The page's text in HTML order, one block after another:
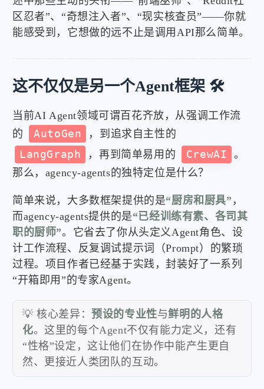
区忍者”、“奇想注入者”、“现实核查员”——你就
能感受到，它想做的远不止是调用API那么简单。
这不仅仅是另一个Agent框架 🛠️
当前AI Agent领域可谓百花齐放，从强调工作流
的
AutoGen
，到追求自主性的
LangGraph
，再到简单易用的 CrewAI
。
那么，agency-agents的独特定位是什么？
简单来说，大多数框架提供的是“厨房和厨具” ，
而agency-agents提供的是“已经训练有素、各司其
职的厨师”。它省去了你从头定义Agent角色、设
计工作流程、反复调试提示词（Prompt）的繁琐
过程。项目作者已经基于实践，封装好了一系列
“开箱即用”的专家Agent。
💡 核心差异：预设的专业性与鲜明的人格
化。这里的每个Agent不仅有能力定义，还有
“性格”设定，这让他们在协作中能产生更自
然、更接近人类团队的互动。